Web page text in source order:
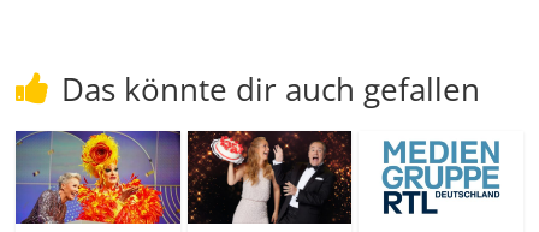
Das könnte dir auch gefallen